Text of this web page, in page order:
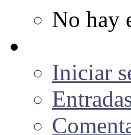
No hay
Iniciar